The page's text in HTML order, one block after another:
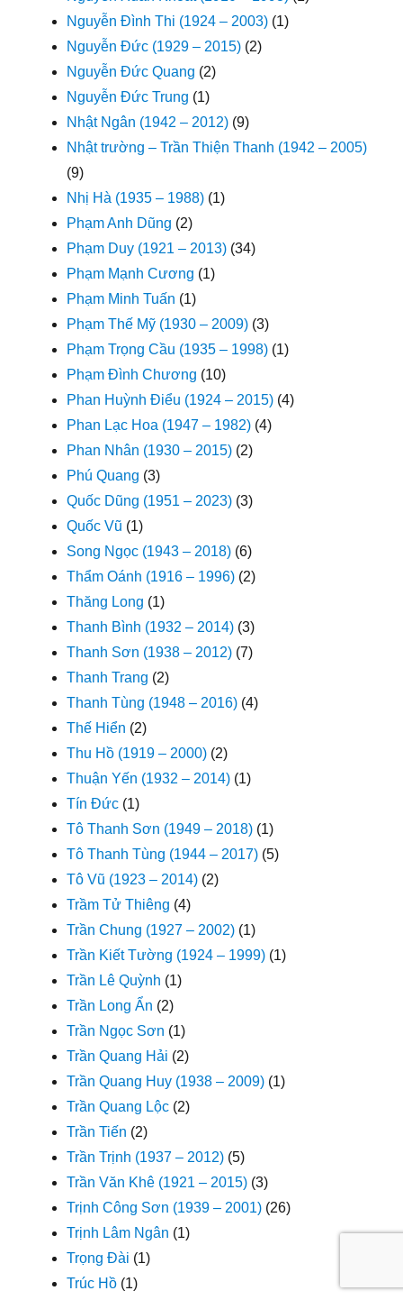
Nguyễn Đình Thi (1924 – 2003) (1)
Nguyễn Đức (1929 – 2015) (2)
Nguyễn Đức Quang (2)
Nguyễn Đức Trung (1)
Nhật Ngân (1942 – 2012) (9)
Nhật trường – Trần Thiện Thanh (1942 – 2005)
(9)
Nhị Hà (1935 – 1988) (1)
Phạm Anh Dũng (2)
Phạm Duy (1921 – 2013) (34)
Phạm Mạnh Cương (1)
Phạm Minh Tuấn (1)
Phạm Thế Mỹ (1930 – 2009) (3)
Phạm Trọng Cầu (1935 – 1998) (1)
Phạm Đình Chương (10)
Phan Huỳnh Điểu (1924 – 2015) (4)
Phan Lạc Hoa (1947 – 1982) (4)
Phan Nhân (1930 – 2015) (2)
Phú Quang (3)
Quốc Dũng (1951 – 2023) (3)
Quốc Vũ (1)
Song Ngọc (1943 – 2018) (6)
Thẩm Oánh (1916 – 1996) (2)
Thăng Long (1)
Thanh Bình (1932 – 2014) (3)
Thanh Sơn (1938 – 2012) (7)
Thanh Trang (2)
Thanh Tùng (1948 – 2016) (4)
Thế Hiển (2)
Thu Hồ (1919 – 2000) (2)
Thuận Yến (1932 – 2014) (1)
Tín Đức (1)
Tô Thanh Sơn (1949 – 2018) (1)
Tô Thanh Tùng (1944 – 2017) (5)
Tô Vũ (1923 – 2014) (2)
Trầm Tử Thiêng (4)
Trần Chung (1927 – 2002) (1)
Trần Kiết Tường (1924 – 1999) (1)
Trần Lê Quỳnh (1)
Trần Long Ẩn (2)
Trần Ngọc Sơn (1)
Trần Quang Hải (2)
Trần Quang Huy (1938 – 2009) (1)
Trần Quang Lộc (2)
Trần Tiến (2)
Trần Trịnh (1937 – 2012) (5)
Trần Văn Khê (1921 – 2015) (3)
Trịnh Công Sơn (1939 – 2001) (26)
Trịnh Lâm Ngân (1)
Trọng Đài (1)
Trúc Hồ (1)